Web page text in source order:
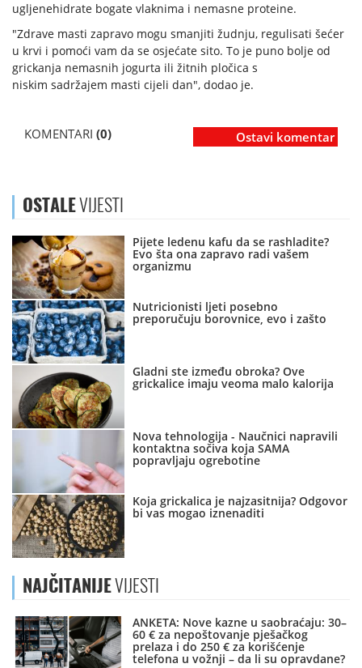
ugljenehidrate bogate vlaknima i nemasne proteine.
"Zdrave masti zapravo mogu smanjiti žudnju, regulisati šećer
u krvi i pomoći vam da se osjećate sito. To je puno bolje od
grickanja nemasnih jogurta ili žitnih pločica s
niskim sadržajem masti cijeli dan", dodao je.
KOMENTARI (0) Ostavi komentar
OSTALEVIJESTI
Pijete ledenu kafu da se rashladite?
Evo šta ona zapravo radi vašem
organizmu
Nutricionisti ljeti posebno
preporučuju borovnice, evo i zašto
Gladni ste između obroka? Ove
grickalice imaju veoma malo kalorija
Nova tehnologija - Naučnici napravili
kontaktna sočiva koja SAMA
popravljaju ogrebotine
Koja grickalica je najzasitnija? Odgovor
bi vas mogao iznenaditi
NAJČITANIJEVIJESTI
ANKETA: Nove kazne u saobraćaju: 30–
60 € za nepoštovanje pješačkog
prelaza i do 250 € za korišćenje
telefona u vožnji – da li su opravdane?